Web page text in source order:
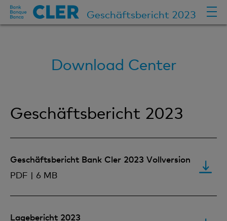
Geschäftsbericht 2023
Download Center
Geschäftsbericht 2023
Geschäftsbericht Bank Cler 2023 Vollversion
PDF | 6 MB
Lagebericht 2023